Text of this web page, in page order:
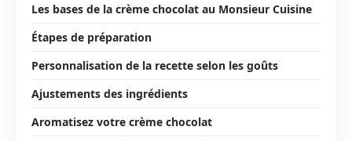
Les bases de la crème chocolat au Monsieur Cuisine
Étapes de préparation
Personnalisation de la recette selon les goûts
Ajustements des ingrédients
Aromatisez votre crème chocolat